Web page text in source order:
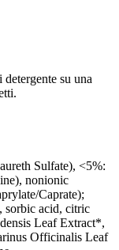
su una
Sulfate), <5%:
nonionic
Caprate);
sorbic acid, citric
Leaf Extract*,
Officinalis Leaf